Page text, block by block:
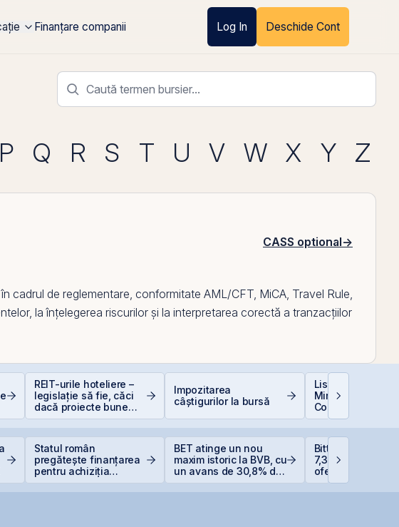
Finanțare companii Log In Deschide Cont
P Q R S T U V W X Y Z
CASS optional→
cadrul de reglementare, conformitate AML/CFT, MiCA, Travel Rule,
la înțelegerea riscurilor și la interpretarea corectă a tranzacțiilor
REIT-urile hoteliere –
legislație să fie, căci
dacă proiecte bune
sunt și banii se găsesc
Impozitarea
câștigurilor la bursă
Listarea
Minoritare din
Companiile de
BVB – Soluție
Statul român
pregătește finanțarea
pentru achiziția
BET atinge un nou
maxim istoric la BVB, cu
un avans de 30,8% de
Bittnet Systems
7,33 milioane
oferta de
BNET31E